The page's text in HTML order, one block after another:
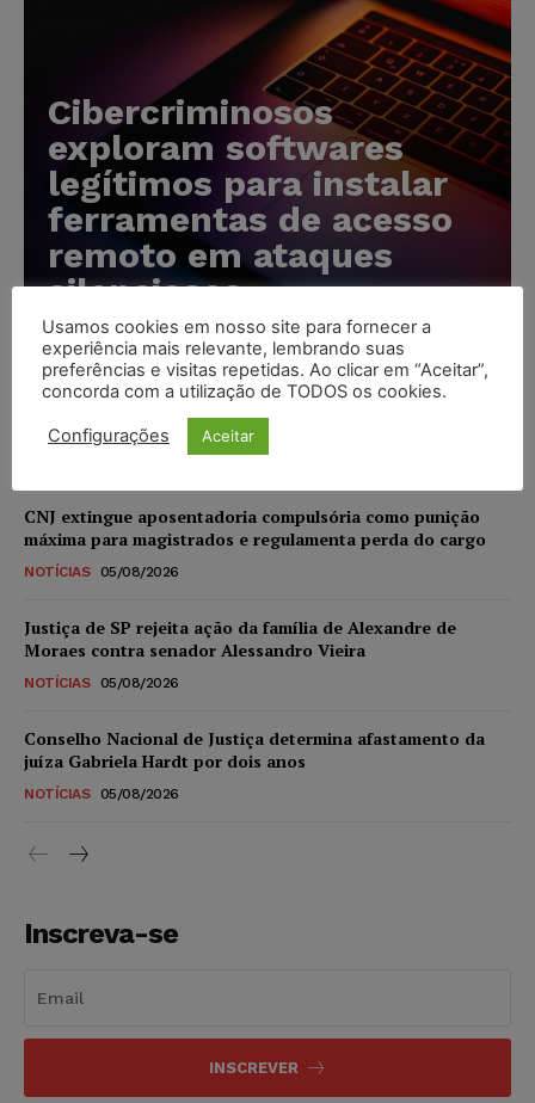
Cibercriminosos
exploram softwares
legítimos para instalar
ferramentas de acesso
remoto em ataques
silenciosos
Karina Silvério - 05/08/2026
Anvisa prevê novas aprovações de canetas emagrecedoras
e reforça combate ao mercado ilegal
CNJ extingue aposentadoria compulsória como punição
máxima para magistrados e regulamenta perda do cargo
NOTÍCIAS 05/08/2026
Justiça de SP rejeita ação da família de Alexandre de
Moraes contra senador Alessandro Vieira
NOTÍCIAS 05/08/2026
Conselho Nacional de Justiça determina afastamento da
juíza Gabriela Hardt por dois anos
NOTÍCIAS 05/08/2026
Inscreva-se
INSCREVER
Usamos cookies em nosso site para fornecer a
experiência mais relevante, lembrando suas
preferências e visitas repetidas. Ao clicar em “Aceitar”,
concorda com a utilização de TODOS os cookies.
Configurações Aceitar